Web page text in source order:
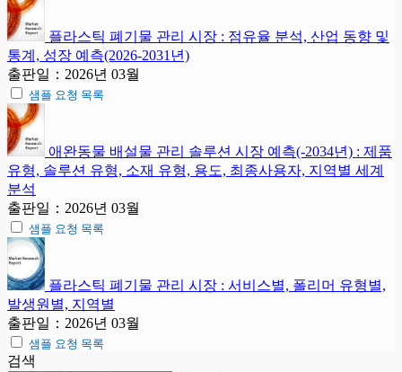
플라스틱 폐기물 관리 시장 : 점유율 분석, 산업 동향 및
통계, 성장 예측(2026-2031년)
출판일：2026년 03월
샘플 요청 목록
애완동물 배설물 관리 솔루션 시장 예측(-2034년) : 제품
유형, 솔루션 유형, 소재 유형, 용도, 최종사용자, 지역별 세계
분석
출판일：2026년 03월
샘플 요청 목록
플라스틱 폐기물 관리 시장 : 서비스별, 폴리머 유형별,
발생원별, 지역별
출판일：2026년 03월
샘플 요청 목록
검색